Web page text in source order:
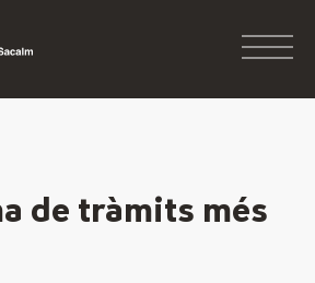
de tràmits més